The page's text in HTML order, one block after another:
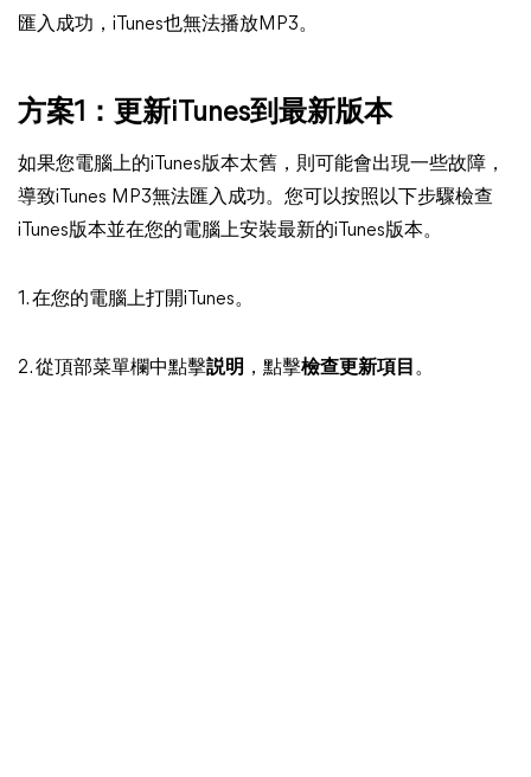
匯入成功，iTunes也無法播放MP3。
方案1：更新iTunes到最新版本
如果您電腦上的iTunes版本太舊，則可能會出現一些故障，
導致iTunes MP3無法匯入成功。您可以按照以下步驟檢查
iTunes版本並在您的電腦上安裝最新的iTunes版本。
1. 在您的電腦上打開iTunes。
2. 從頂部菜單欄中點擊説明 ，點擊檢查更新項目 。